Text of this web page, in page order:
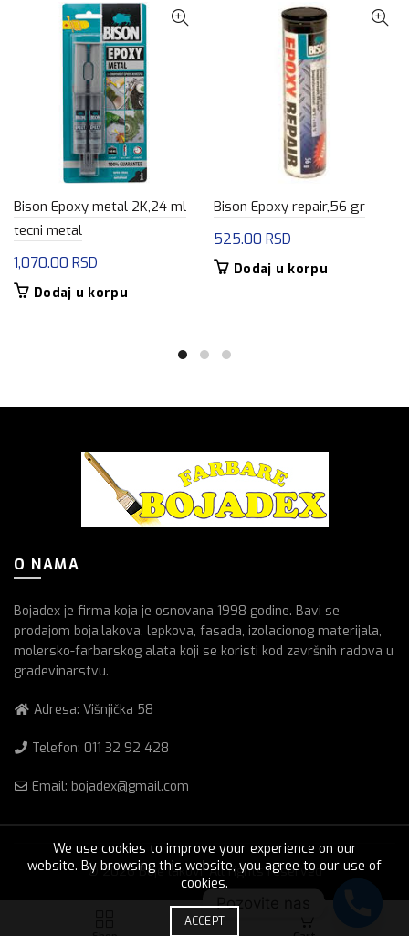
Bison Epoxy metal 2K,24 ml
tecni metal
1,070.00 RSD
Dodaj u korpu
Bison Epoxy repair,56 gr
525.00 RSD
Dodaj u korpu
O NAMA
Bojadex je firma koja je osnovana 1998 godine. Bavi se
prodajom boja,lakova, lepkova, fasada, izolacionog materijala,
molersko-farbarskog alata koji se koristi kod završnih radova u
gradevinarstvu.
Adresa: Višnjička 58
Telefon: 011 32 92 428
Email: bojadex@gmail.com
© 2026Boje lakovi. All rights reserved
We use cookies to improve your experience on our
website. By browsing this website, you agree to our use of
cookies.
ACCEPT
Pozovite nas